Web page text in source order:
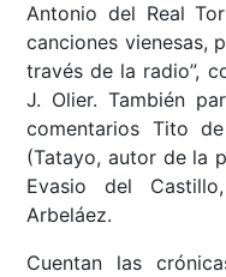
Antonio del Real
canciones vienesas,
través de la radio”,
J. Olier. También
comentarios Tito
(Tatayo, autor de la
Evasio del
Arbeláez.
Cuentan las